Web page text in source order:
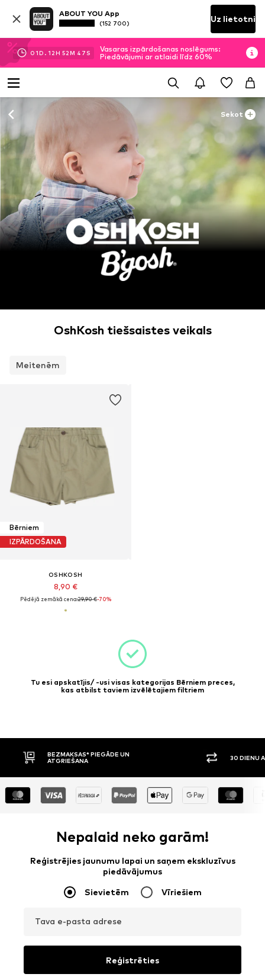
ABOUT YOU App
(152 700) Uz lietotni
01D. 12H 52M 47 S
Vasaras izpārdošanas noslēgums:
Piedāvājumi ar atlaidi līdz 60%
Sekot
OshKosh tiešsaistes veikals
Meitenēm
Bērniem
IZPĀRDOŠANA
OSHKOSH
8,90 €
Pēdējā zemākā cena:29,90 €-70%
Tu esi apskatījis/ -usi visas kategorijas Bērniem preces,
kas atbilst taviem izvēlētajiem filtriem
BEZMAKSAS* PIEGĀDE UN
ATGRIEŠANA
30 DIENU
Nepalaid neko garām!
Reģistrējies jaunumu lapai un saņem ekskluzīvus
piedāvājumus
Sievietēm Vīriešiem
Tava e-pasta adrese
Reģistrēties